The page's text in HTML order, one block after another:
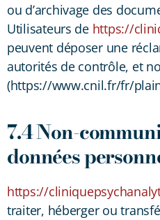
ou d’archivage des
Utilisateurs de https://
peuvent déposer une
autorités de contrôle, et
(https://www.cnil.fr/fr/
7.4 Non-
données
https://
traiter, héberger ou